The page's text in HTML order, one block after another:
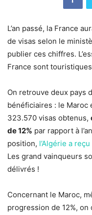
L’an passé, la France
de visas selon le
publier ces chiffres.
France sont
On retrouve deux pays
bénéficiaires : le Maroc
323.570 visas obtenus,
de 12% par rapport à
position, l’Algérie a
Les grand vainqueurs
délivrés !
Concernant le Maroc,
progression de 12%,